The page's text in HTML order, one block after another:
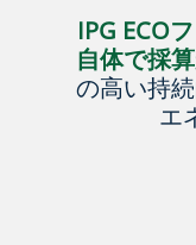
IPG ECO
自体で採
の高い持
エ